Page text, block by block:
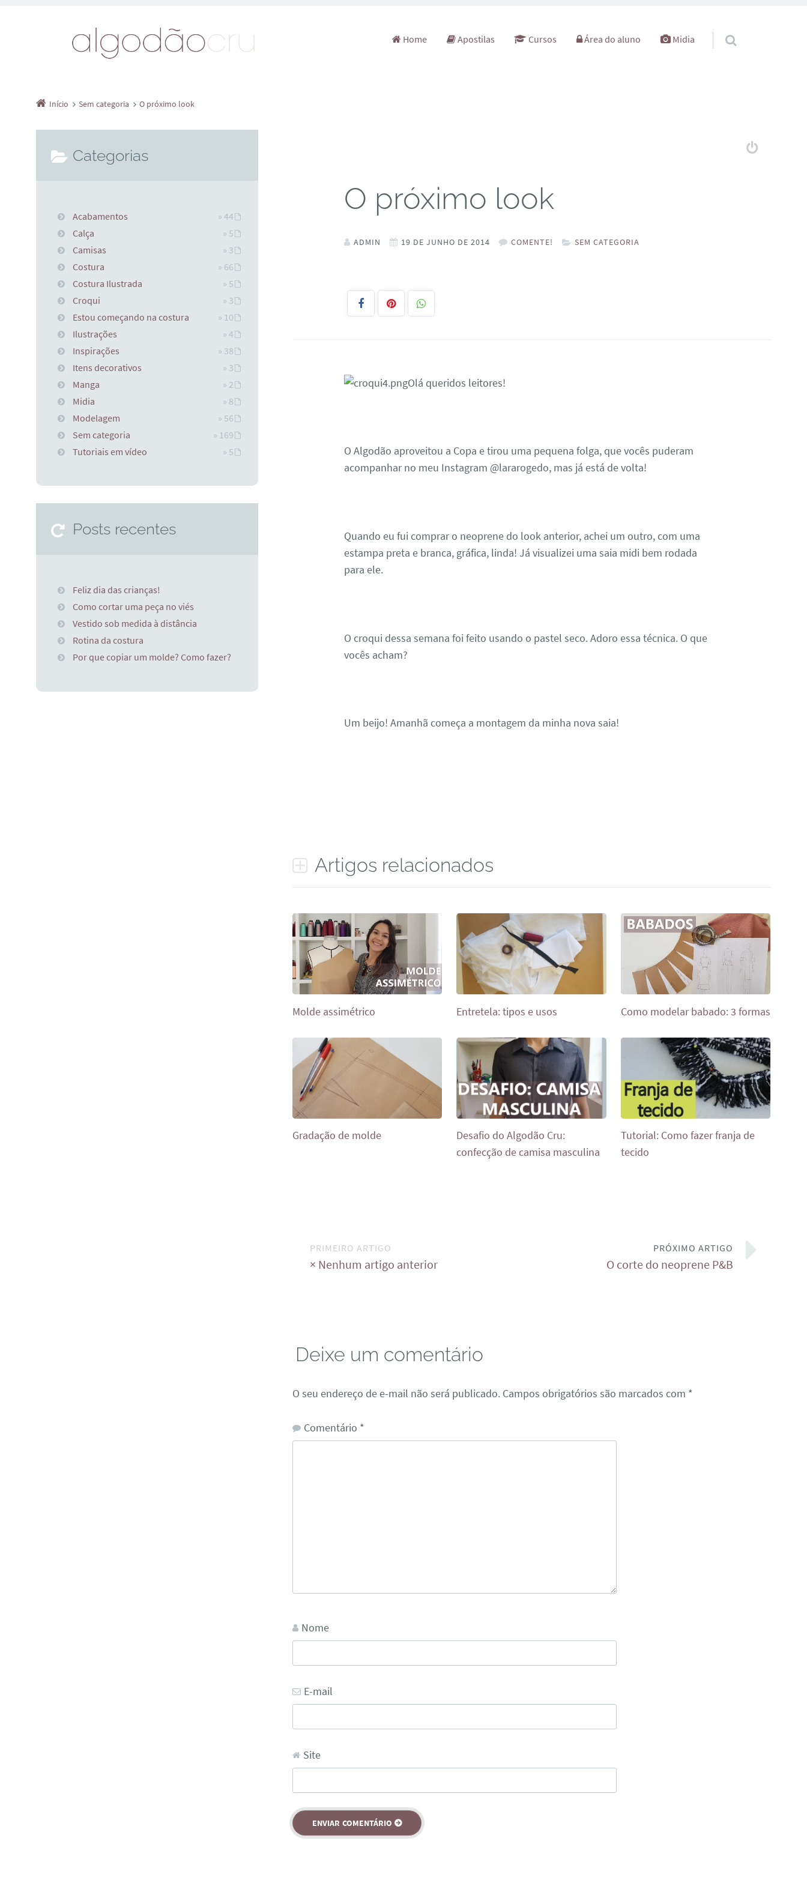
Pular para o conteúdo
Home Apostilas Cursos Área do aluno Midia
Início Sem categoria O próximo look
O próximo look
ADMIN 19 DE JUNHO DE 2014 COMENTE! SEM CATEGORIA
Olá queridos leitores!
O Algodão aproveitou a Copa e tirou uma pequena folga, que vocês puderam
acompanhar no meu Instagram @lararogedo, mas já está de volta!
Quando eu fui comprar o neoprene do look anterior, achei um outro, com uma
estampa preta e branca, gráfica, linda! Já visualizei uma saia midi bem rodada
para ele.
O croqui dessa semana foi feito usando o pastel seco. Adoro essa técnica. O que
vocês acham?
Um beijo! Amanhã começa a montagem da minha nova saia!
Artigos relacionados
Molde assimétrico Entretela: tipos e usos Como modelar babado: 3 formas
Gradação de molde
Desafio do Algodão Cru:
confecção de camisa masculina
Tutorial: Como fazer franja de
tecido
PRIMEIRO ARTIGO
× Nenhum artigo anterior
PRÓXIMO ARTIGO
O corte do neoprene P&B
Deixe um comentário
O seu endereço de e-mail não será publicado. Campos obrigatórios são marcados com *
Comentário *
Nome
E-mail
Site
Categorias
Acabamentos
» 44
Calça
» 5
Camisas
» 3
Costura
» 66
Costura Ilustrada
» 5
Croqui
» 3
Estou começando na costura
» 10
Ilustrações
» 4
Inspirações
» 38
Itens decorativos
» 3
Manga
» 2
Midia
» 8
Modelagem
» 56
Sem categoria
» 169
Tutoriais em vídeo
» 5
Posts recentes
Feliz dia das crianças!
Como cortar uma peça no viés
Vestido sob medida à distância
Rotina da costura
Por que copiar um molde? Como fazer?